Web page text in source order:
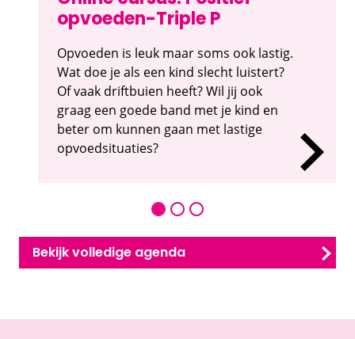
opvoeden-Triple P
Opvoeden is leuk maar soms ook lastig.
Wat doe je als een kind slecht luistert?
Of vaak driftbuien heeft? Wil jij ook
graag een goede band met je kind en
beter om kunnen gaan met lastige
opvoedsituaties?
Bekijk volledige agenda